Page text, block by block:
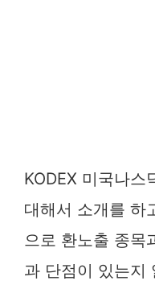
KODEX 미국나스
대해서 소개를 하
으로 환노출 종목
과 단점이 있는지